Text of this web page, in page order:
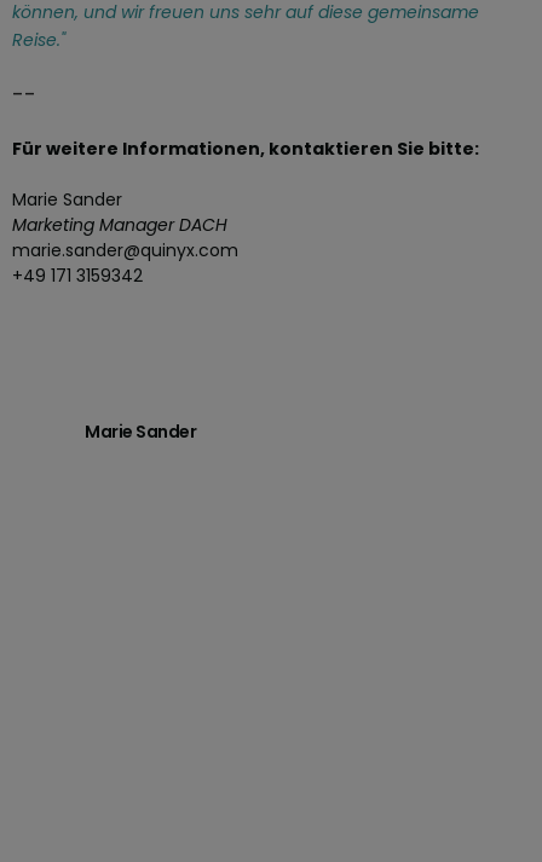
können, und wir freuen uns sehr auf diese gemeinsame
Reise."
--
Für weitere Informationen, kontaktieren Sie bitte:
Marie Sander
Marketing Manager DACH
marie.sander@quinyx.com
+49 171 3159342
Marie Sander